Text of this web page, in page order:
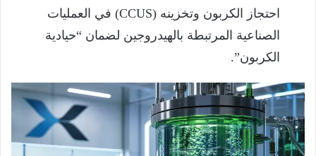
احتجاز الكربون وتخزينه (CCUS) في العمليات
الصناعية المرتبطة بالهيدروجين لضمان “حيادية
الكربون”.